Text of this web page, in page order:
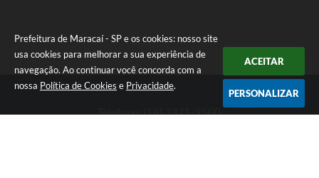
Prefeitura de Maracaí - SP e os cookies: nosso site
usa cookies para melhorar a sua experiência de
navegação. Ao continuar você concorda com a
nossa Política de Cookies e Privacidade.
ACEITAR
PERSONALIZAR
Telefone: (18) 3371-9500